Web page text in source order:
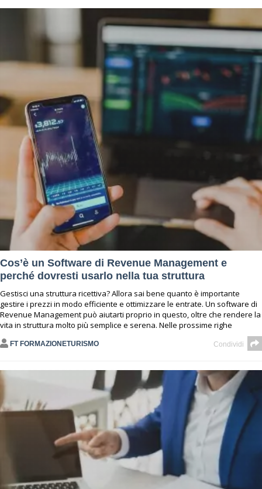
Cos’è un Software di Revenue Management e
perché dovresti usarlo nella tua struttura
Gestisci una struttura ricettiva? Allora sai bene quanto è importante
gestire i prezzi in modo efficiente e ottimizzare le entrate. Un software di
Revenue Management può aiutarti proprio in questo, oltre che rendere la
vita in struttura molto più semplice e serena. Nelle prossime righe
FT FORMAZIONETURISMO Condividi